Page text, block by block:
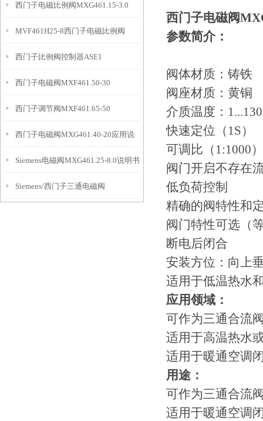
方案
西门子电磁比例阀MXG461.15-3.0
MVF461H25-8西门子电磁比例阀
西门子比例阀控制器ASE1
西门子电磁阀MXF461.50-30
西门子调节阀MXF461.65-50
西门子电磁阀MXG461.40-20应用说
明
Siemens电磁阀MXG461.25-8.0说明书
Siemens/西门子三通电磁阀
西门子电磁阀
参数简介：
阀体材质：铸铁
阀座材质：黄铜
介质温度：
快速定位（1S）
可调比（1:1000）
阀门开启不存在
低负荷控制
精确的阀特性和
阀门特性可选（
断电后闭合
安装方位：向上
适用于低温热水
应用领域：
可作为三通合流
适用于高温热水
适用于暖通空调
用途：
可作为三通合流
适用于暖通空调